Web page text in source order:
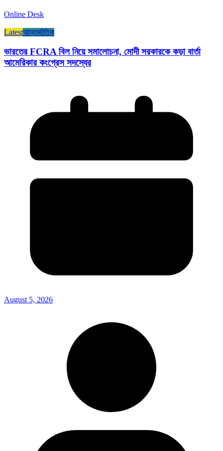
Online Desk
Latestআন্তর্জাতিক
ভারতের FCRA বিল নিয়ে সমালোচনা, মোদী সরকারকে কড়া বার্তা
আমেরিকার কংগ্রেস সদস্যের
August 5, 2026